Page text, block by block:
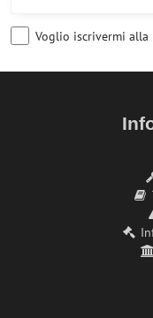
Voglio iscrivermi